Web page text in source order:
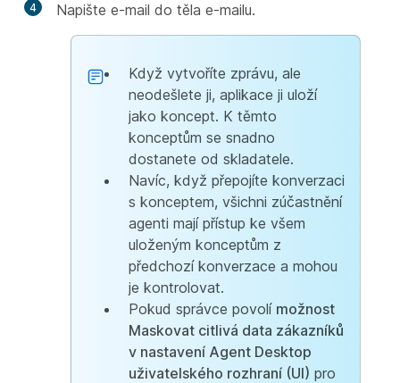
4 Napište e-mail do těla e-mailu.
Když vytvoříte zprávu, ale
neodešlete ji, aplikace ji uloží
jako koncept. K těmto
konceptům se snadno
dostanete od skladatele.
Navíc, když přepojíte konverzaci
s konceptem, všichni zúčastnění
agenti mají přístup ke všem
uloženým konceptům z
předchozí konverzace a mohou
je kontrolovat.
Pokud správce povolí možnost
Maskovat citlivá data zákazníků
v nastavení Agent Desktop
uživatelského rozhraní (UI) pro